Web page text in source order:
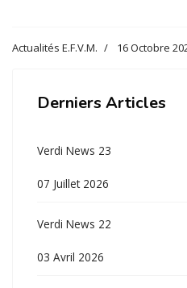
Actualités E.F.V.M. 16 Octobre
Derniers Articles
Verdi News 23
07 Juillet 2026
Verdi News 22
03 Avril 2026